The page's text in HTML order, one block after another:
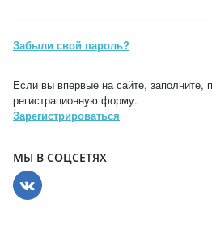
Забыли свой пароль?
Если вы впервые на сайте, заполните,
регистрационную форму.
Зарегистрироваться
МЫ В СОЦСЕТЯХ